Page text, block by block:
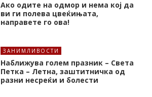
Ако одите на одмор и нема кој да
ви ги полева цвеќињата,
направете го ова!
ЗАНИМЛИВОСТИ
Наближува голем празник – Света
Петка – Летна, заштитничка од
разни несреќи и болести